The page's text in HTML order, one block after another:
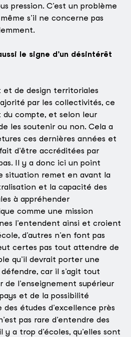
pression. C’est un problème
s’il ne concerne pas
le signe d’un désintérêt
et de design territoriales
par les collectivités, ce
du compte, et selon leur
les soutenir ou non. Cela a
ces dernières années et
d’être accréditées par
Il y a donc ici un point
situation remet en avant la
et la capacité des
à appréhender
comme une mission
l’entendent ainsi et croient
d’autres n’en font pas
certes pas tout attendre de
qu’il devrait porter une
car il s’agit tout
de l’enseignement supérieur
et de la possibilité
études d’excellence près
pas rare d’entendre des
y a trop d’écoles, qu’elles sont